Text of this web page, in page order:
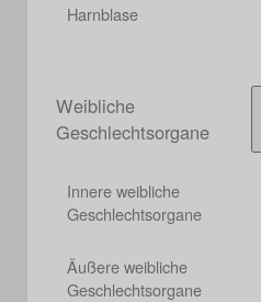
Harnblase
Weibliche
Geschlechtsorgane
Innere weibliche
Geschlechtsorgane
Äußere weibliche
Geschlechtsorgane